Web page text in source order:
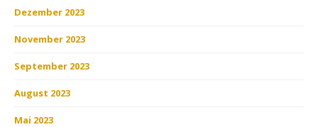
Dezember 2023
November 2023
September 2023
August 2023
Mai 2023